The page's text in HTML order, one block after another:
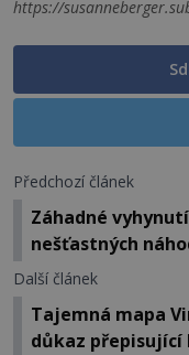
https://
Předchozí článek
Záhadné
nešťastných
Další článek
Tajemná mapa
důkaz přepisující